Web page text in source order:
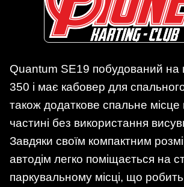
Quantum SE19 побудований на
350 і має кабовер для
також додаткове спальне місце
частині без використання
Завдяки своїм компактним
автодім легко поміщається на
паркувальному місці, що